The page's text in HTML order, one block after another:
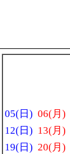
05(日) 06(月)
12(日) 13(月)
19(日) 20(月)